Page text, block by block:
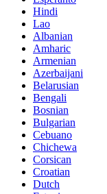
Hindi
Lao
Albanian
Amharic
Armenian
Azerbaijani
Belarusian
Bengali
Bosnian
Bulgarian
Cebuano
Chichewa
Corsican
Croatian
Dutch